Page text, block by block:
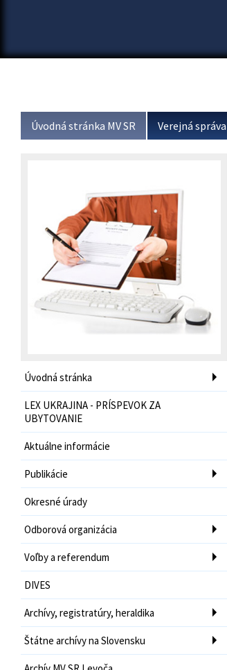
Úvodná stránka MV SR Verejná správa
Úvodná stránka
LEX UKRAJINA - PRÍSPEVOK ZA
UBYTOVANIE
Aktuálne informácie
Publikácie
Okresné úrady
Odborová organizácia
Voľby a referendum
DIVES
Archívy, registratúry, heraldika
Štátne archívy na Slovensku